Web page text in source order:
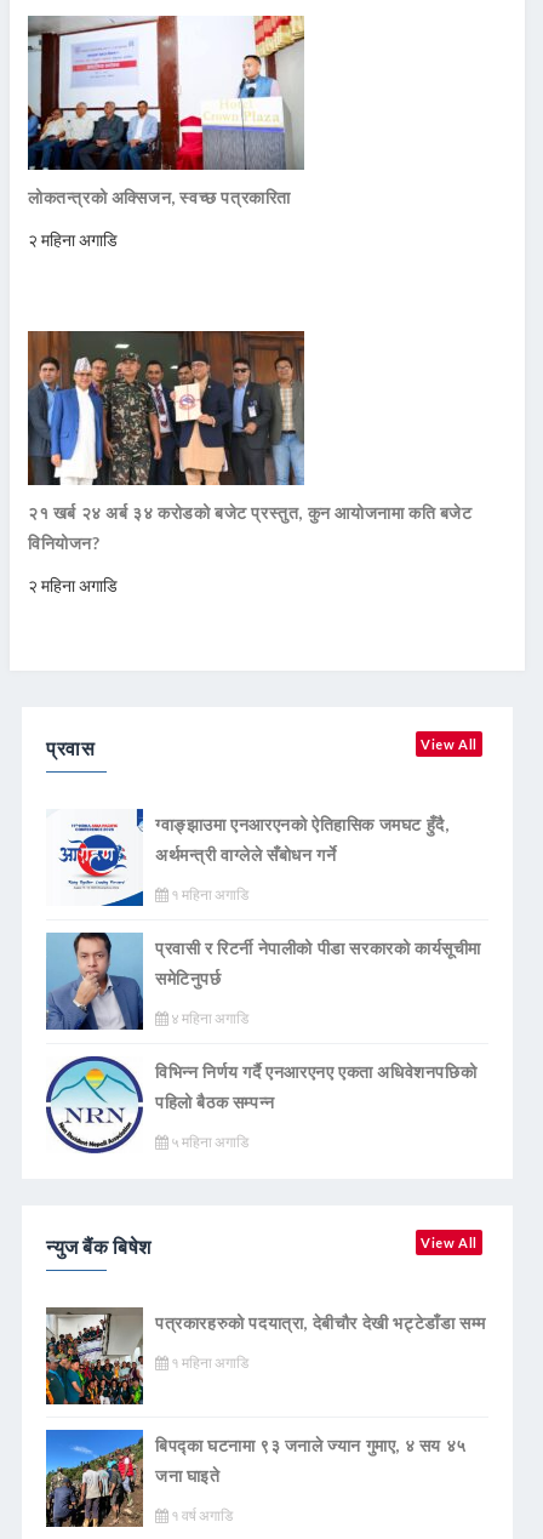
लोकतन्त्रको अक्सिजन, स्वच्छ पत्रकारिता
२ महिना अगाडि
२१ खर्ब २४ अर्ब ३४ करोडको बजेट प्रस्तुत, कुन आयोजनामा कति बजेट
विनियोजन?
२ महिना अगाडि
प्रवास View All
ग्वाङ्झाउमा एनआरएनको ऐतिहासिक जमघट हुँदै,
अर्थमन्त्री वाग्लेले सँबोधन गर्ने
१ महिना अगाडि
प्रवासी र रिटर्नी नेपालीको पीडा सरकारको कार्यसूचीमा
समेटिनुपर्छ
४ महिना अगाडि
विभिन्न निर्णय गर्दै एनआरएनए एकता अधिवेशनपछिको
पहिलो बैठक सम्पन्न
५ महिना अगाडि
न्युज बैंक बिषेश View All
पत्रकारहरुको पदयात्रा, देबीचौर देखी भट्टेडाँडा सम्म
१ महिना अगाडि
बिपद्का घटनामा ९३ जनाले ज्यान गुमाए, ४ सय ४५
जना घाइते
१ वर्ष अगाडि